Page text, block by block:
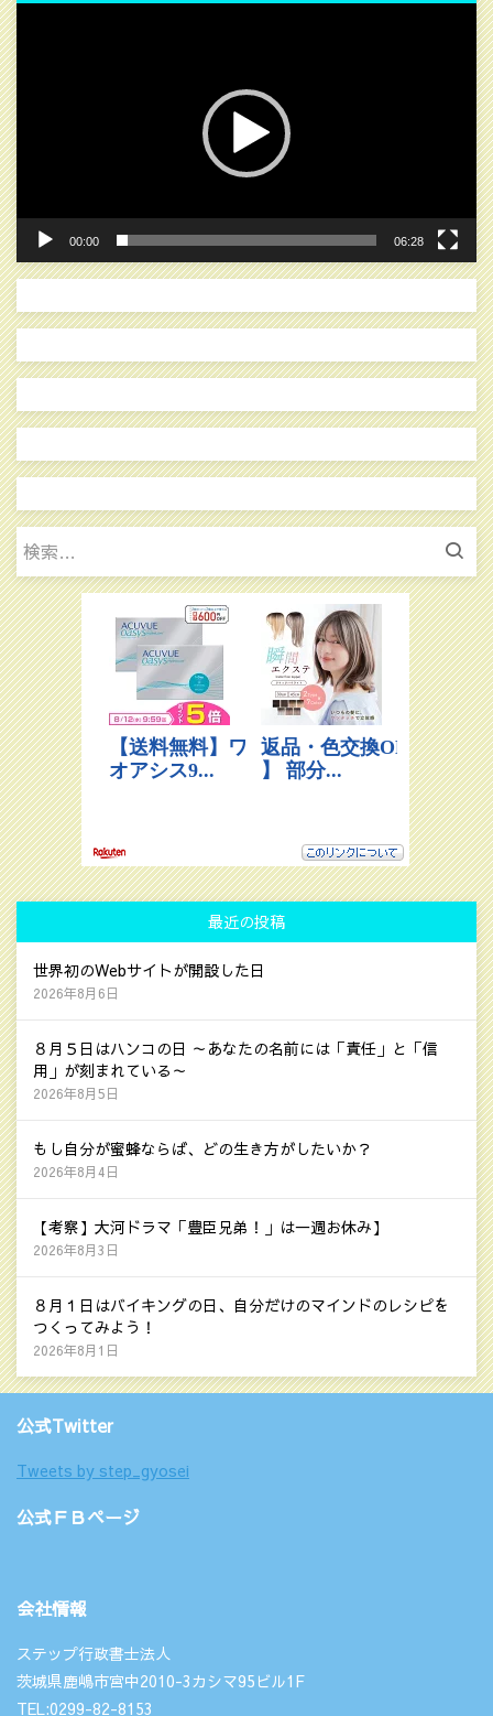
動
画
プ
レ
ー
ヤ
ー
00:00 06:28
検
索:
最近の投稿
世界初のWebサイトが開設した日
2026年8月6日
８月５日はハンコの日 ～あなたの名前には「責任」と「信
用」が刻まれている～
2026年8月5日
もし自分が蜜蜂ならば、どの生き方がしたいか？
2026年8月4日
【考察】大河ドラマ「豊臣兄弟！」は一週お休み】
2026年8月3日
８月１日はバイキングの日、自分だけのマインドのレシピを
つくってみよう！
2026年8月1日
公式Twitter
Tweets by step_gyosei
公式ＦＢページ
会社情報
ステップ行政書士法人
茨城県鹿嶋市宮中2010-3カシマ95ビル1F
TEL:0299-82-8153